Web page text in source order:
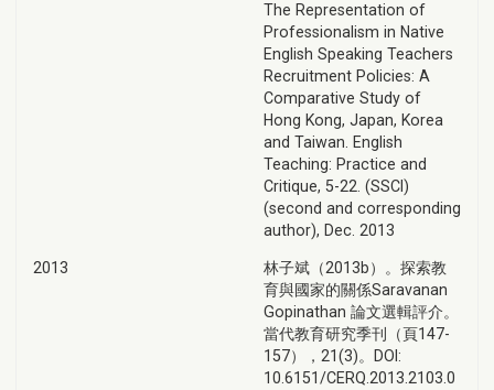
The Representation of
Professionalism in Native
English Speaking Teachers
Recruitment Policies: A
Comparative Study of
Hong Kong, Japan, Korea
and Taiwan. English
Teaching: Practice and
Critique, 5-22. (SSCI)
(second and corresponding
author), Dec. 2013
2013
林子斌（2013b）。探索教
育與國家的關係Saravanan
Gopinathan 論文選輯評介。
當代教育研究季刊（頁147-
157），21(3)。DOI:
10.6151/CERQ.2013.2103.0